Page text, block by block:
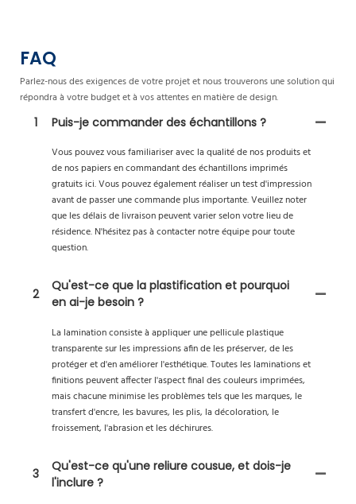
FAQ
Parlez-nous des exigences de votre projet et nous trouverons une solution qui
répondra à votre budget et à vos attentes en matière de design.
1
Puis-je commander des échantillons ?
Vous pouvez vous familiariser avec la qualité de nos produits et
de nos papiers en commandant des échantillons imprimés
gratuits ici. Vous pouvez également réaliser un test d'impression
avant de passer une commande plus importante. Veuillez noter
que les délais de livraison peuvent varier selon votre lieu de
résidence. N'hésitez pas à contacter notre équipe pour toute
question.
2
Qu'est-ce que la plastification et pourquoi
en ai-je besoin ?
La lamination consiste à appliquer une pellicule plastique
transparente sur les impressions afin de les préserver, de les
protéger et d'en améliorer l'esthétique. Toutes les laminations et
finitions peuvent affecter l'aspect final des couleurs imprimées,
mais chacune minimise les problèmes tels que les marques, le
transfert d'encre, les bavures, les plis, la décoloration, le
froissement, l'abrasion et les déchirures.
3
Qu'est-ce qu'une reliure cousue, et dois-je
l'inclure ?